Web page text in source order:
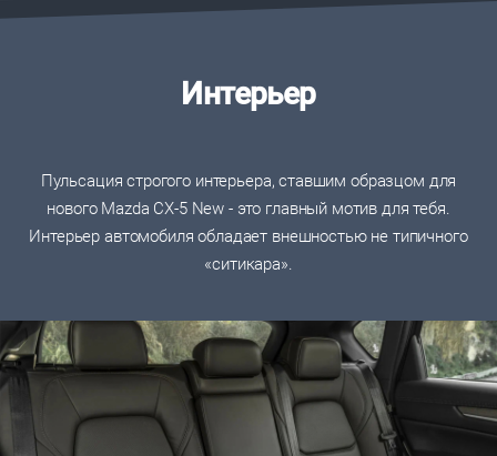
Интерьер
Пульсация строгого интерьера, ставшим образцом для
нового Mazda CX-5 New - это главный мотив для тебя.
Интерьер автомобиля обладает внешностью не типичного
«ситикара».